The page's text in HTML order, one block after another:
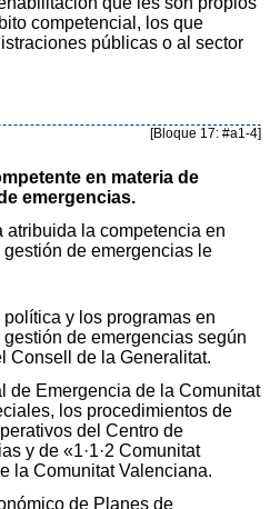
competencial, los que
públicas o al sector
[Bloque 17: #a1-4]
en materia de
emergencias.
atribuida la competencia en
de emergencias le
y los programas en
de emergencias según
Consell de la Generalitat.
de Emergencia de la Comunitat
los procedimientos de
del Centro de
y de «1·1·2 Comunitat
la Comunitat Valenciana.
de Planes de